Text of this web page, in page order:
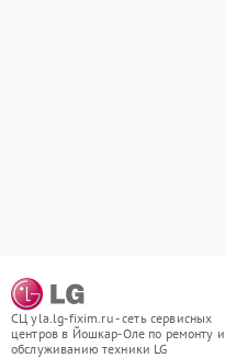
СЦ yla.lg-fixim.ru - сеть сервисных
центров в Йошкар-Оле по ремонту и
обслуживанию техники LG